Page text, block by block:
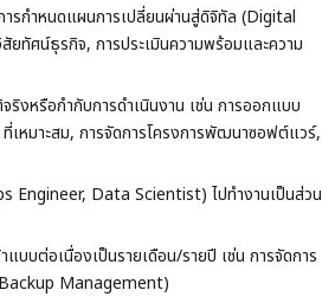
ารกำหนดแผนการเปลี่ยนผ่านสู่ดิจิทัล (Digital
ศน์ธุรกิจ, การประเมินความพร้อมและความ
ริงหรือกำกับการดำเนินงาน เช่น การออกแบบ
หมาะสม, การจัดการโครงการพัฒนาซอฟต์แวร์,
Engineer, Data Scientist) ไปทำงานเป็นส่วน
บบต่อเนื่องเป็นรายเดือน/รายปี เช่น การจัดการ
Management)